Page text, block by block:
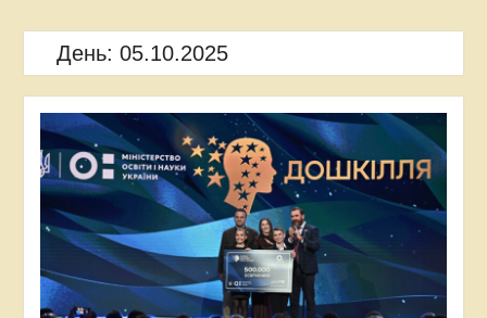
День: 05.10.2025